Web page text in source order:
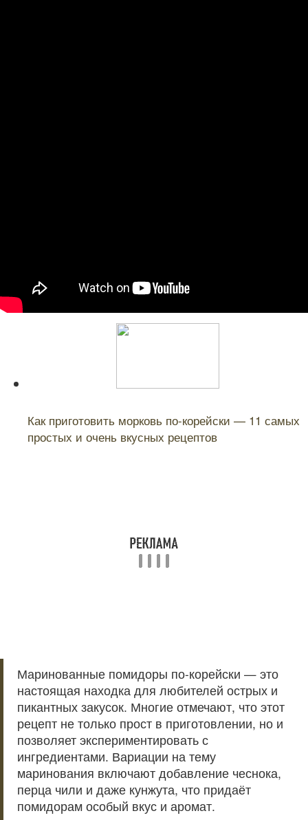
Как приготовить морковь по-корейски — 11 самых
простых и очень вкусных рецептов
Маринованные помидоры по-корейски — это
настоящая находка для любителей острых и
пикантных закусок. Многие отмечают, что этот
рецепт не только прост в приготовлении, но и
позволяет экспериментировать с
ингредиентами. Вариации на тему
маринования включают добавление чеснока,
перца чили и даже кунжута, что придаёт
помидорам особый вкус и аромат.